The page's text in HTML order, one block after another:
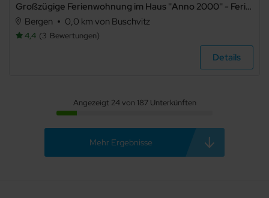
Großzügige Ferienwohnung im Haus ''Anno 2000'' - Ferienwohnung im Haus ''Anno 2000''
Bergen
0,0 km von Buschvitz
4,4 3 Bewertungen
Details
Angezeigt 24 von 187 Unterkünften
Mehr Ergebnisse